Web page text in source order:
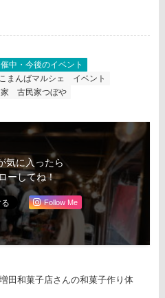
中・今後のイベント
こまんばマルシェ
イベント
古民家つぼや
気に入ったら
ーしてね！
Follow Me
田和菓子店さんの和菓子作り体